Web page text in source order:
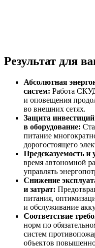
Результат для
Абсолютная
систем: Работа
и оповещения
во внешних сетях.
Защита инвестиций
в оборудование:
питание
дорогостоящего
Предсказуемость и
время автономной
управлять
Снижение
и затрат:
питания,
и обслуживание
Соответствие
норм по
систем
объектов